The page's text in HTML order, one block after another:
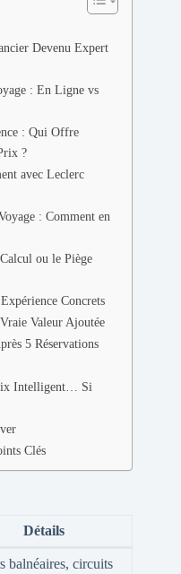
Devenu Expert
: En Ligne vs
: Qui Offre
?
avec Leclerc
: Comment en
ou le Piège
Concrets
Valeur Ajoutée
5 Réservations
Intelligent… Si
Clés
Détails
balnéaires, circuits